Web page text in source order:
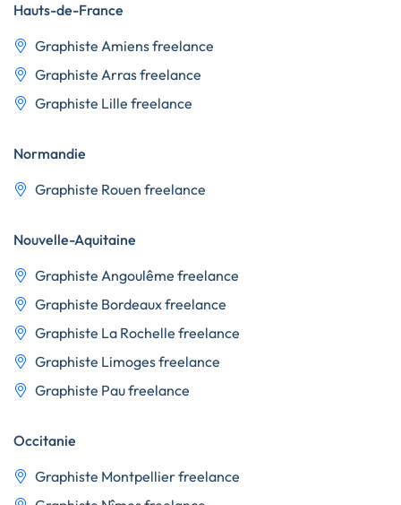
Hauts-de-France
Graphiste Amiens freelance
Graphiste Arras freelance
Graphiste Lille freelance
Normandie
Graphiste Rouen freelance
Nouvelle-Aquitaine
Graphiste Angoulême freelance
Graphiste Bordeaux freelance
Graphiste La Rochelle freelance
Graphiste Limoges freelance
Graphiste Pau freelance
Occitanie
Graphiste Montpellier freelance